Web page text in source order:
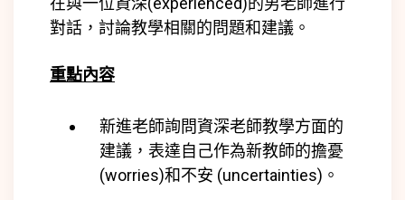
對話，討論教學相關的問題和建議。
重點內容
新進老師詢問資深老師教學方面的
建議，表達自己作為新教師的擔憂
(worries)和不安 (uncertainties) 。